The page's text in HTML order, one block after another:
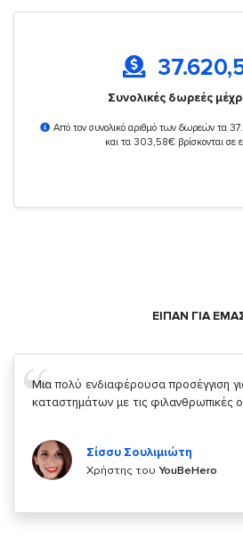
Συνολικές δωρεές
Από τον συνολικό αριθμό των δωρεών τα
και τα 303,58€ βρίσκονται σε
ΕΙΠΑΝ ΓΙΑ
Μια πολύ ενδιαφέρουσα προσέγγιση
καταστημάτων με τις φιλανθρωπικές
Σίσσυ Σουλιμιώτη
Χρήστης του YouBeHero